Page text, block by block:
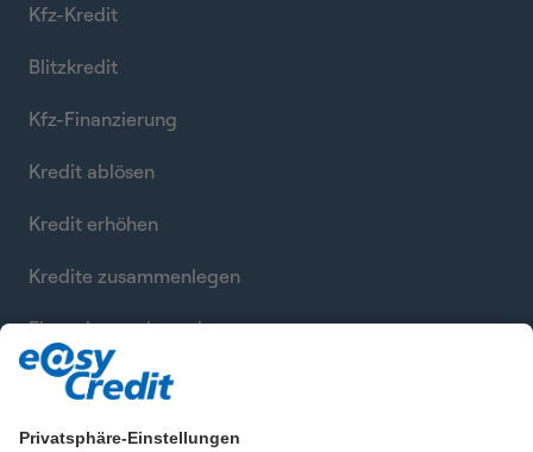
Privatsphäre-Einstellungen
Kfz-Kredit
Blitzkredit
Kfz-Finanzierung
Kredit ablösen
Kredit erhöhen
Kredite zusammenlegen
Finanzierung berechnen